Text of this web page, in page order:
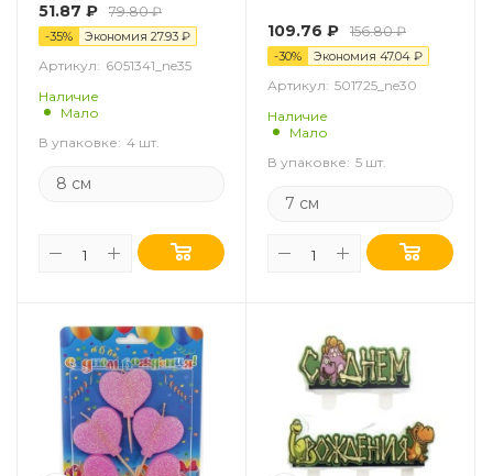
51.87 ₽ 79.80₽
-35% Экономия 27.93 ₽
Артикул: 6051341_ne35
Наличие
Мало
В упаковке: 4 шт.
8 см
109.76 ₽ 156.80₽
-30% Экономия 47.04 ₽
Артикул: 501725_ne30
Наличие
Мало
В упаковке: 5 шт.
7 см